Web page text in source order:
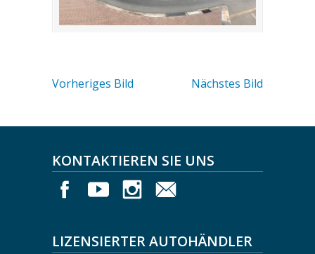
Vorheriges Bild Nächstes Bild
KONTAKTIEREN SIE UNS
LIZENSIERTER AUTOHÄNDLER